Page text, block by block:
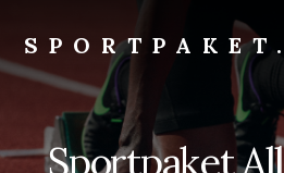
content
sportpaket.se
Sportpaket